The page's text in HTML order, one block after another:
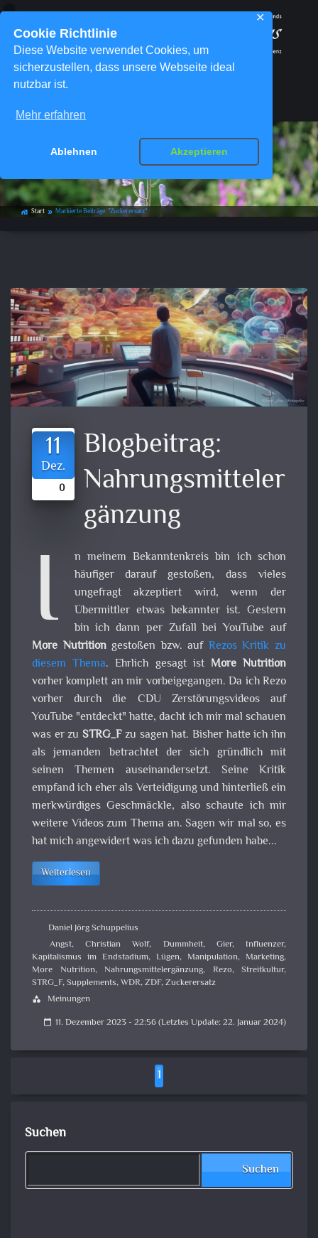
Cookie Richtlinie
Diese Website verwendet Cookies, um
sicherzustellen, dass unsere Webseite ideal
nutzbar ist.
Mehr erfahren
Ablehnen Akzeptieren
✕
Schlagwort-Archiv:Zuckerersatz
home_work Start double_arrow Markierte Beiträge: "Zuckerersatz"
11
Dez.
0
Blogbeitrag:
Nahrungsmitteler
gänzung
I
n meinem Bekanntenkreis bin ich schon
häufiger darauf gestoßen, dass vieles
ungefragt akzeptiert wird, wenn der
Übermittler etwas bekannter ist. Gestern
bin ich dann per Zufall bei YouTube auf
More Nutritiongestoßen bzw. auf Rezos Kritik zu
diesem Thema. Ehrlich gesagt ist More Nutrition
vorher komplett an mir vorbeigegangen. Da ich Rezo
vorher durch die CDU Zerstörungsvideos auf
YouTube "entdeckt" hatte, dacht ich mir mal schauen
was er zu STRG_Fzu sagen hat. Bisher hatte ich ihn
als jemanden betrachtet der sich gründlich mit
seinen Themen auseinandersetzt. Seine Kritik
empfand ich eher als Verteidigung und hinterließ ein
merkwürdiges Geschmäckle, also schaute ich mir
weitere Videos zum Thema an. Sagen wir mal so, es
hat mich angewidert was ich dazu gefunden habe...
Weiterlesen
Daniel Jörg Schuppelius
Angst,Christian Wolf, Dummheit, Gier, Influenzer,
Kapitalismus im Endstadium, Lügen, Manipulation, Marketing,
More Nutrition, Nahrungsmittelergänzung, Rezo, Streitkultur,
STRG_F,Supplements,WDR,ZDF,Zuckerersatz
category Meinungen
calendar_today 11. Dezember 2023 - 22:56 (Letztes Update: 22. Januar 2024)
1
Suchen
Suchen